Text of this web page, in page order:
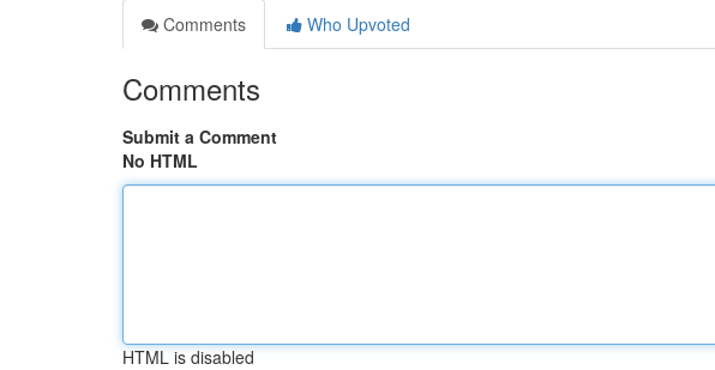
Comments
Who Upvoted
Comments
Submit a Comment
No HTML
HTML is disabled